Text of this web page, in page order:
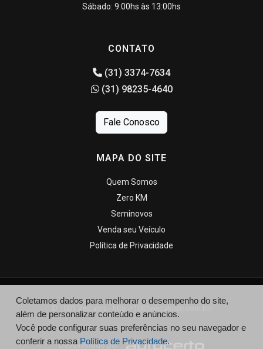
Sábado: 9:00hs às 13:00hs
CONTATO
(31) 3374-7634
(31) 98235-4640
Fale Conosco
MAPA DO SITE
Quem Somos
Zero KM
Seminovos
Venda seu Veículo
Política de Privacidade
© 1001 Veiculos - http://1001veiculosjc.com.br/
Desenvolvido por
Coletamos dados para melhorar o desempenho do site,
além de personalizar conteúdo e anúncios.
Você pode configurar suas preferências no seu navegador e
conferir a nossa Política de Privacidade.